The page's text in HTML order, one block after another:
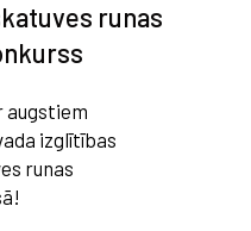
runas
augstiem
izglītības
runas